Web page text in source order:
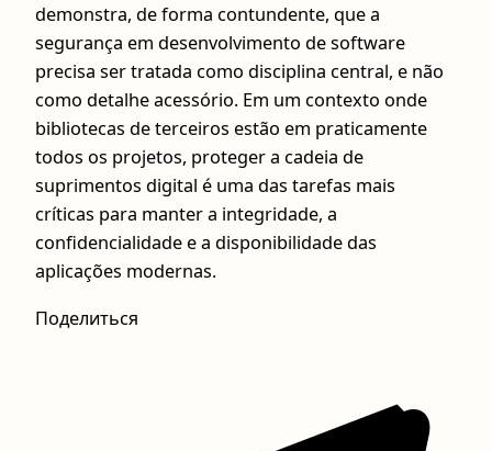
demonstra, de forma contundente, que a
segurança em desenvolvimento de software
precisa ser tratada como disciplina central, e não
como detalhe acessório. Em um contexto onde
bibliotecas de terceiros estão em praticamente
todos os projetos, proteger a cadeia de
suprimentos digital é uma das tarefas mais
críticas para manter a integridade, a
confidencialidade e a disponibilidade das
aplicações modernas.
Поделиться